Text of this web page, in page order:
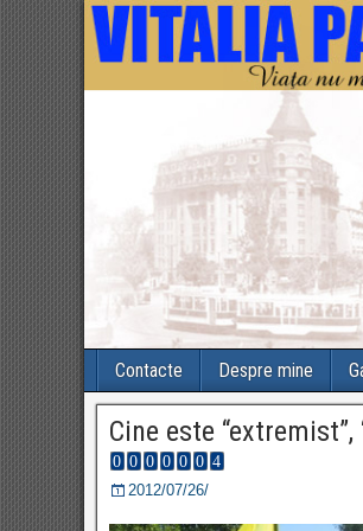
Contacte Despre mine
Cine este
2012/07/26/